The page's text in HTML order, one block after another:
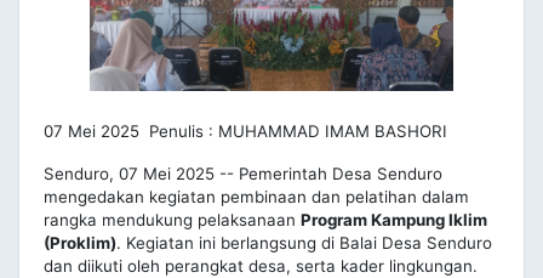
07 Mei 2025 Penulis : MUHAMMAD IMAM BASHORI
Senduro, 07 Mei 2025 -- Pemerintah Desa Senduro
mengedakan kegiatan pembinaan dan pelatihan dalam
rangka mendukung pelaksanaan Program Kampung Iklim
(Proklim). Kegiatan ini berlangsung di Balai Desa Senduro
dan diikuti oleh perangkat desa, serta kader lingkungan.